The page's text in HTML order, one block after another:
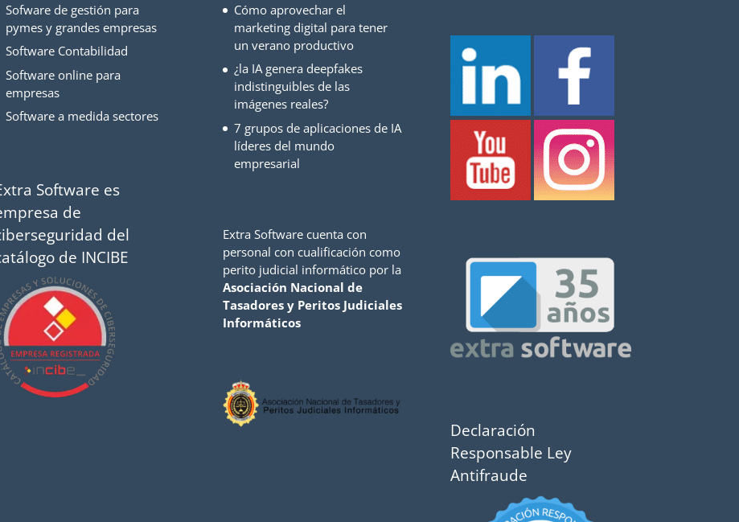
Sofware de gestión para
pymes y grandes empresas
Software Contabilidad
Software online para
empresas
Software a medida sectores
Software es
de
del
de INCIBE
Cómo aprovechar el
marketing digital para tener
un verano productivo
¿la IA genera deepfakes
indistinguibles de las
imágenes reales?
7 grupos de aplicaciones de IA
líderes del mundo
empresarial
Extra Software cuenta con
personal con cualificación como
perito judicial informático por la
Asociación Nacional de
Tasadores y Peritos Judiciales
Informáticos
Declaración
Responsable Ley
Antifraude